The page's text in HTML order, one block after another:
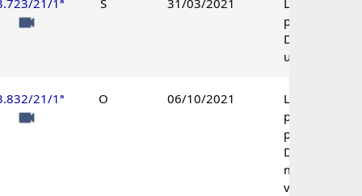
procedente.
Decisão
unânime.
21/1ª O 06/10/2021
Lançamento
parcialmente
procedente.
Decisão por
maioria de
votos.